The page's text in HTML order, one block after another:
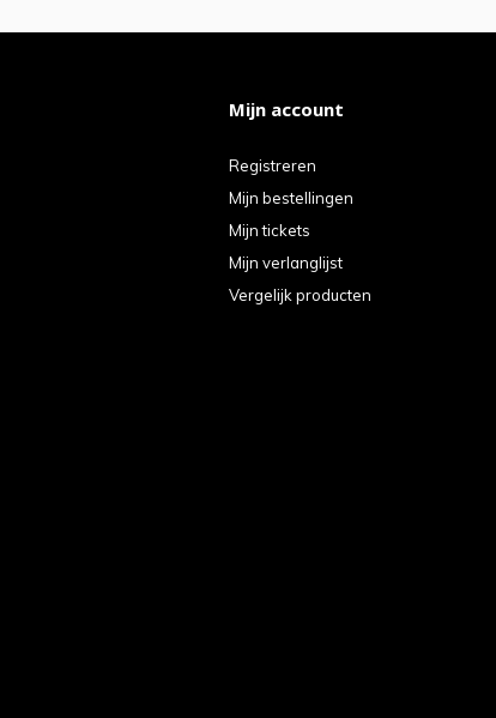
Mijn account
Registreren
Mijn bestellingen
Mijn tickets
Mijn verlanglijst
Vergelijk producten